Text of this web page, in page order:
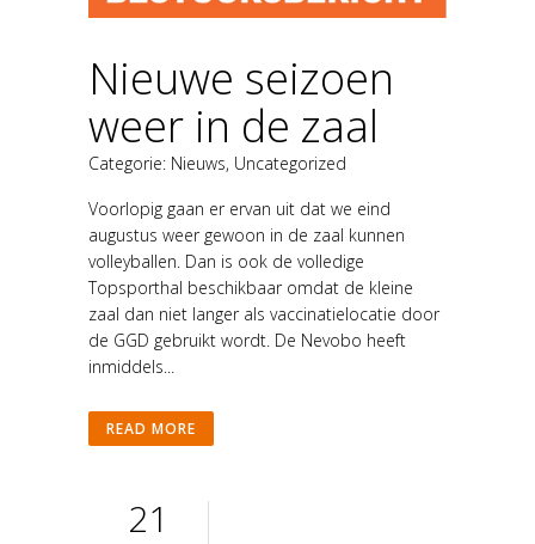
Nieuwe seizoen
weer in de zaal
Categorie: Nieuws, Uncategorized
Voorlopig gaan er ervan uit dat we eind
augustus weer gewoon in de zaal kunnen
volleyballen. Dan is ook de volledige
Topsporthal beschikbaar omdat de kleine
zaal dan niet langer als vaccinatielocatie door
de GGD gebruikt wordt. De Nevobo heeft
inmiddels...
READ MORE
21